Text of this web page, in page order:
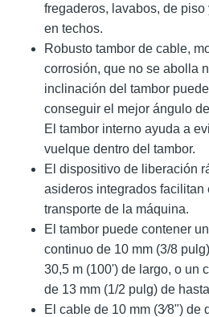
fregaderos, lavabos, de
en techos.
Robusto tambor de cable,
corrosión, que no se abolla
inclinación del tambor
conseguir el mejor ángulo
El tambor interno ayuda a
vuelque dentro del tambor.
El dispositivo de liberación
asideros integrados facilitan
transporte de la máquina.
El tambor puede contener
continuo de 10 mm (3/8
30,5 m (100') de largo, o un
de 13 mm (1/2 pulg) de
El cable de 10 mm (3⁄8") de